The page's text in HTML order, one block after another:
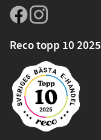
Reco topp 10 2025